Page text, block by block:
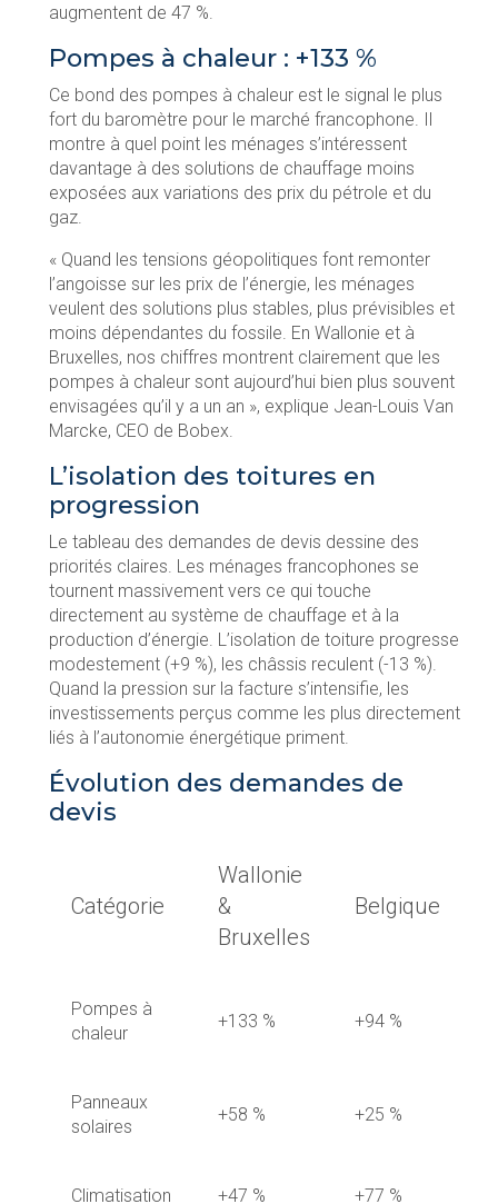
augmentent de 47 %.
Pompes à chaleur : +133 %
Ce bond des pompes à chaleur est le signal le plus
fort du baromètre pour le marché francophone. Il
montre à quel point les ménages s’intéressent
davantage à des solutions de chauffage moins
exposées aux variations des prix du pétrole et du
gaz.
« Quand les tensions géopolitiques font remonter
l’angoisse sur les prix de l’énergie, les ménages
veulent des solutions plus stables, plus prévisibles et
moins dépendantes du fossile. En Wallonie et à
Bruxelles, nos chiffres montrent clairement que les
pompes à chaleur sont aujourd’hui bien plus souvent
envisagées qu’il y a un an », explique Jean-Louis Van
Marcke, CEO de Bobex.
L’isolation des toitures en
progression
Le tableau des demandes de devis dessine des
priorités claires. Les ménages francophones se
tournent massivement vers ce qui touche
directement au système de chauffage et à la
production d’énergie. L’isolation de toiture progresse
modestement (+9 %), les châssis reculent (-13 %).
Quand la pression sur la facture s’intensifie, les
investissements perçus comme les plus directement
liés à l’autonomie énergétique priment.
Évolution des demandes de
devis
Catégorie
Wallonie
&
Bruxelles
Belgique
Pompes à
chaleur
+133 % +94 %
Panneaux
solaires
+58 % +25 %
Climatisation +47 % +77 %